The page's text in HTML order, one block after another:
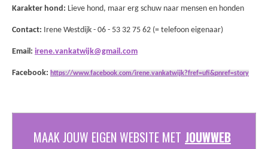
Karakter hond: Lieve hond, maar erg schuw naar mensen en honden
Contact: Irene Westdijk - 06 - 53 32 75 62 (= telefoon eigenaar)
Email: irene.vankatwijk@gmail.com
Facebook: https://www.facebook.com/irene.vankatwijk?fref=ufi&pnref=story
MAAK JOUW EIGEN WEBSITE MET JOUWWEB